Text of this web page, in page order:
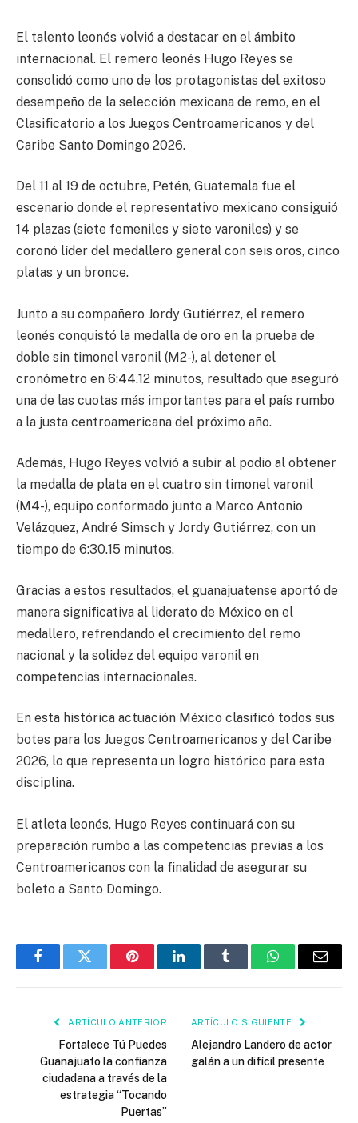
El talento leonés volvió a destacar en el ámbito
internacional. El remero leonés Hugo Reyes se
consolidó como uno de los protagonistas del exitoso
desempeño de la selección mexicana de remo, en el
Clasificatorio a los Juegos Centroamericanos y del
Caribe Santo Domingo 2026.
Del 11 al 19 de octubre, Petén, Guatemala fue el
escenario donde el representativo mexicano consiguió
14 plazas (siete femeniles y siete varoniles) y se
coronó líder del medallero general con seis oros, cinco
platas y un bronce.
Junto a su compañero Jordy Gutiérrez, el remero
leonés conquistó la medalla de oro en la prueba de
doble sin timonel varonil (M2-), al detener el
cronómetro en 6:44.12 minutos, resultado que aseguró
una de las cuotas más importantes para el país rumbo
a la justa centroamericana del próximo año.
Además, Hugo Reyes volvió a subir al podio al obtener
la medalla de plata en el cuatro sin timonel varonil
(M4-), equipo conformado junto a Marco Antonio
Velázquez, André Simsch y Jordy Gutiérrez, con un
tiempo de 6:30.15 minutos.
Gracias a estos resultados, el guanajuatense aportó de
manera significativa al liderato de México en el
medallero, refrendando el crecimiento del remo
nacional y la solidez del equipo varonil en
competencias internacionales.
En esta histórica actuación México clasificó todos sus
botes para los Juegos Centroamericanos y del Caribe
2026, lo que representa un logro histórico para esta
disciplina.
El atleta leonés, Hugo Reyes continuará con su
preparación rumbo a las competencias previas a los
Centroamericanos con la finalidad de asegurar su
boleto a Santo Domingo.
FacebookTwitter PinterestLinkedInTumblr WhatsAppEmail
ARTÍCULO ANTERIOR
Fortalece Tú Puedes
Guanajuato la confianza
ciudadana a través de la
estrategia “Tocando
Puertas”
ARTÍCULO SIGUIENTE
Alejandro Landero de actor
galán a un difícil presente